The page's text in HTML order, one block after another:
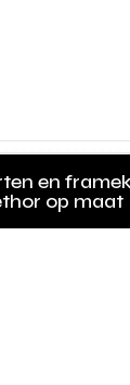
en
op maat